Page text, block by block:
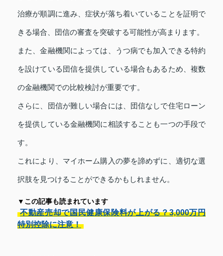
治療が順調に進み、症状が落ち着いていることを証明で
きる場合、団信の審査を突破する可能性が高まります。
また、金融機関によっては、うつ病でも加入できる特約
を設けている団信を提供している場合もあるため、複数
の金融機関での比較検討が重要です。
さらに、団信が難しい場合には、団信なしで住宅ローン
を提供している金融機関に相談することも一つの手段で
す。
これにより、マイホーム購入の夢を諦めずに、適切な選
択肢を見つけることができるかもしれません。
▼この記事も読まれています
不動産売却で国民健康保険料が上がる？3,000万円
特別控除に注意！